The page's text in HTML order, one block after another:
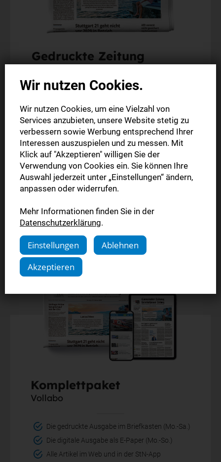
Gedruckte Zeitung
Monatlich kündbar
Die digitale Ausgabe als E-Paper (Mo.-So.)
Alle Artikel im Web und in der StN-App
monatlich
29,90 €
Jetzt bestellen
Komplettpaket
Vollabo
Die gedruckte Ausgabe im Briefkasten (Mo.-Sa.)
Die digitale Ausgabe als E-Paper (Mo.-So.)
Alle Artikel im Web und in der StN-App
Wir nutzen Cookies.
Wir nutzen Cookies, um eine Vielzahl von
Services anzubieten, unsere Website stetig zu
verbessern sowie Werbung entsprechend Ihrer
Interessen auszuspielen und zu messen. Mit
Klick auf "Akzeptieren" willigen Sie der
Verwendung von Cookies ein. Sie können Ihre
Auswahl jederzeit unter „Einstellungen“ ändern,
anpassen oder widerrufen.
Mehr Informationen finden Sie in der
Datenschutzerklärung.
Einstellungen
Ablehnen
Akzeptieren